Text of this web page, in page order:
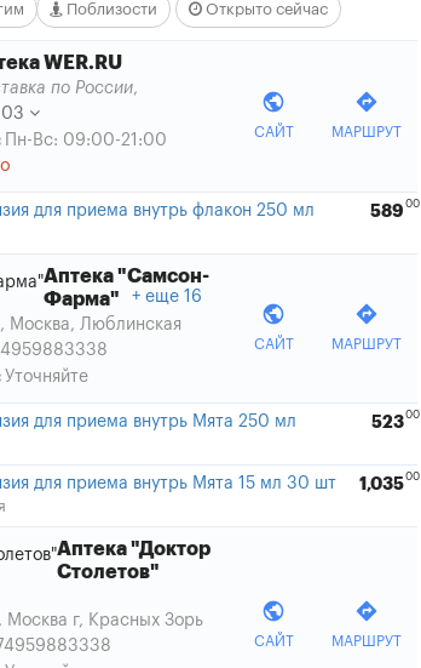
Поблизости Открыто сейчас
WER.RU
по России,
Пн-Вс: 09:00-21:00
public
САЙТ
directions
МАРШРУТ
для приема внутрь флакон 250 мл 589 00
Аптека "Самсон-
Фарма"
еще 16
Москва, Люблинская
Уточняйте
public
САЙТ
directions
МАРШРУТ
для приема внутрь Мята 250 мл 52300
для приема внутрь Мята 15 мл 30 шт 1,03500
Аптека "Доктор
Столетов"
Москва г, Красных Зорь
public
САЙТ
directions
МАРШРУТ